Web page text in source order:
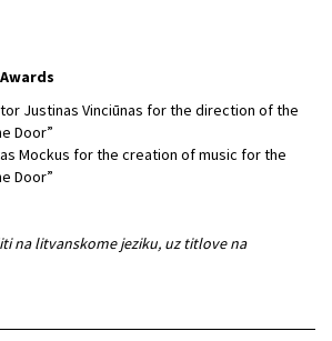
Justinas Vinciūnas for the direction of the
Door”
Mockus for the creation of music for the
Door”
na litvanskome jeziku, uz titlove na